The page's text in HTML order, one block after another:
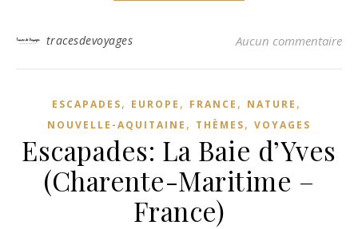
tracesdevoyages Aucun commentaire
ESCAPADES, EUROPE , FRANCE , NATURE ,
NOUVELLE-AQUITAINE , THÈMES, VOYAGES
Escapades: La Baie d’Yves
(Charente-Maritime –
France)